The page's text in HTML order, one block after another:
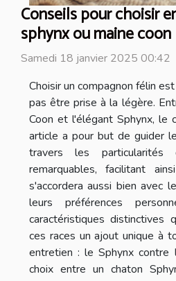
Conseils pour choisir
sphynx ou maine coon
Samedi 18 janvier 2025 00:42
Choisir un compagnon félin
pas être prise à la légère.
Coon et l'élégant Sphynx, le
article a pour but de guider
travers les
remarquables, facilitant
s'accordera aussi bien avec
leurs préférences
caractéristiques distinctives
ces races un ajout unique à
entretien : le Sphynx contre
choix entre un chaton